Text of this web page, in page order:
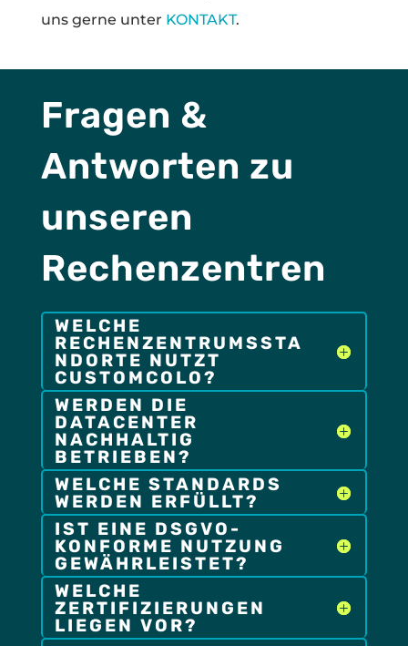
uns gerne unter KONTAKT.
Fragen &
Antworten zu
unseren
Rechenzentren
WELCHE
RECHENZENTRUMSSTA
NDORTE NUTZT
CUSTOMCOLO?
WERDEN DIE
DATACENTER
NACHHALTIG
BETRIEBEN?
WELCHE STANDARDS
WERDEN ERFÜLLT?
IST EINE DSGVO-
KONFORME NUTZUNG
GEWÄHRLEISTET?
WELCHE
ZERTIFIZIERUNGEN
LIEGEN VOR?